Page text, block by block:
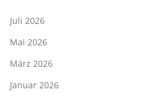
Juli 2026
Mai 2026
März 2026
Januar 2026